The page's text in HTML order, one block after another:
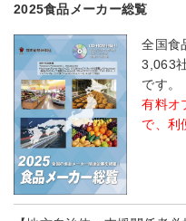
2025食品メーカー総覧
全国食
3,063
です。
有料オ
で、利